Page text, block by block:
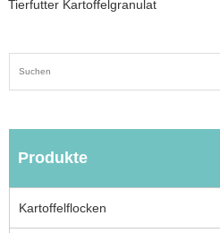
Tierfutter Kartoffelgranulat
Produkte
Kartoffelflocken